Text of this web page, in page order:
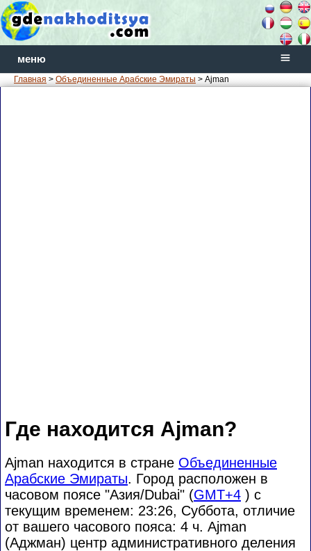
меню
Главная > Объединенные Арабские Эмираты > Ajman
Где находится Ajman?
Ajman находится в стране Объединенные
Арабские Эмираты. Город расположен в
часовом поясе "Азия/Dubai" (GMT+4 ) с
текущим временем: 23:26, Суббота, отличие
от вашего часового пояса: 4 ч. Ajman
(Аджман) центр административного деления